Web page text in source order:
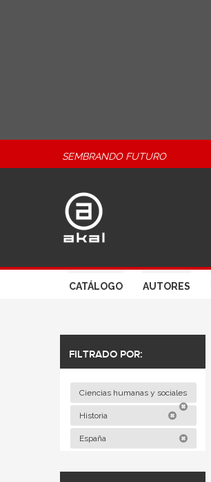
SEMBRANDO FUTURO
CATÁLOGO AUTORES
FILTRADO POR:
Ciencias humanas y sociales
Historia
España